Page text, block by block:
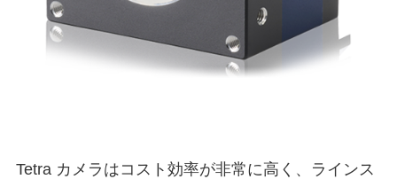
Tetra カメラはコスト効率が非常に高く、ラインス